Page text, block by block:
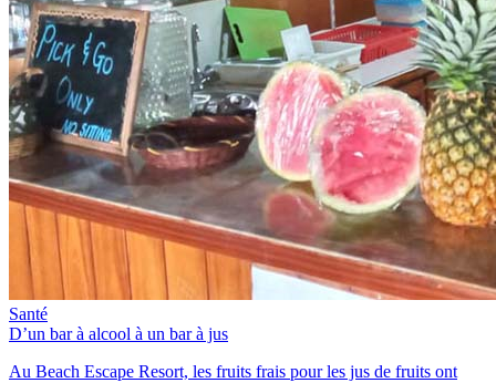
Santé
D’un bar à alcool à un bar à jus
Au Beach Escape Resort, les fruits frais pour les jus de fruits ont